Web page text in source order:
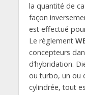
la quantité de
façon
est effectué
Le règlement
concepteurs
d’hybridation.
ou turbo, un ou
cylindrée, tout